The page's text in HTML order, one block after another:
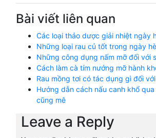
Bài viết liên quan
Các loại thảo dược giải nhiệt ngày
Những loại rau củ tốt trong ngày
Những công dụng nấm mỡ đối với
Cách làm cà tím nướng mỡ hành
Rau mồng tơi có tác dụng gì đối
Hướng dẫn cách nấu canh khổ
cũng mê
Leave a Reply